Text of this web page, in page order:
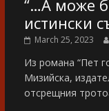
“…А може
истински
March 25, 2023
Из романа “Пет
Мизийска,
отсрещния